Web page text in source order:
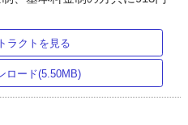
ラクトを見る
ロード(5.50MB)